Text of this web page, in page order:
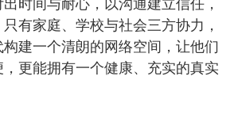
时间与耐心，以沟通建立信任，
有家庭、学校与社会三方协力，
建一个清朗的网络空间，让他们
更能拥有一个健康、充实的真实